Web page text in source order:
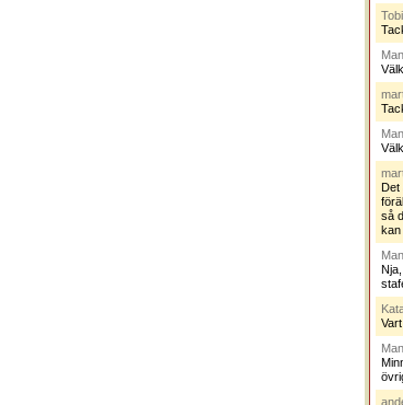
Det
så
kan